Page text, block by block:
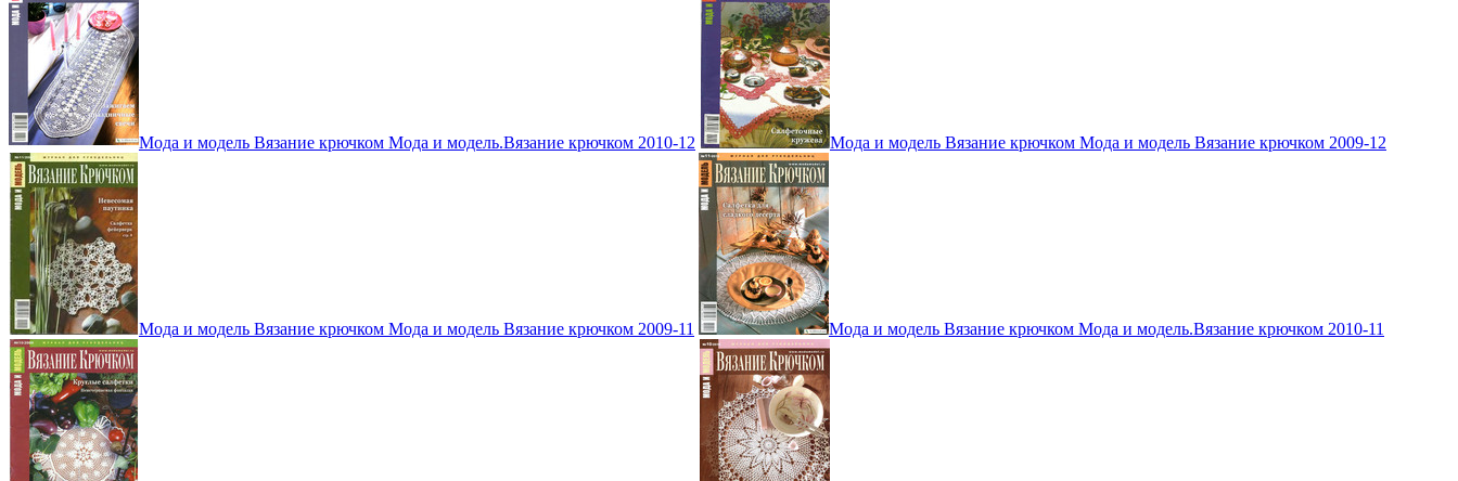
Мода и модель Вязание крючком Мода и модель.Вязание крючком 2010-12 Мода и модель Вязание крючком Мода и модель Вязание крючком 2009-12
Мода и модель Вязание крючком Мода и модель Вязание крючком 2009-11 Мода и модель Вязание крючком Мода и модель.Вязание крючком 2010-11